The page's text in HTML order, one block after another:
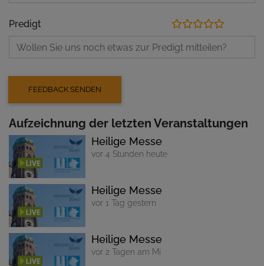
Predigt
Aufzeichnung der letzten Veranstaltungen
Heilige Messe
vor 4 Stunden heute
Heilige Messe
vor 1 Tag gestern
Heilige Messe
vor 2 Tagen am Mi